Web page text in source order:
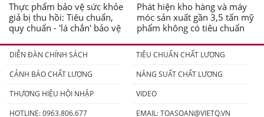
Thực phẩm bảo vệ sức khỏe
giả bị thu hồi: Tiêu chuẩn,
quy chuẩn - 'lá chắn' bảo vệ
Phát hiện kho hàng và máy
móc sản xuất gần 3,5 tấn mỹ
phẩm không có tiêu chuẩn
DIỄN ĐÀN CHÍNH SÁCH
TIÊU CHUẨN CHẤT LƯỢNG
CẢNH BÁO CHẤT LƯỢNG
NĂNG SUẤT CHẤT LƯỢNG
THƯƠNG HIỆU HỘI NHẬP
VIDEO
HOTLINE: 0963.806.677
EMAIL:TOASOAN@VIETQ.VN